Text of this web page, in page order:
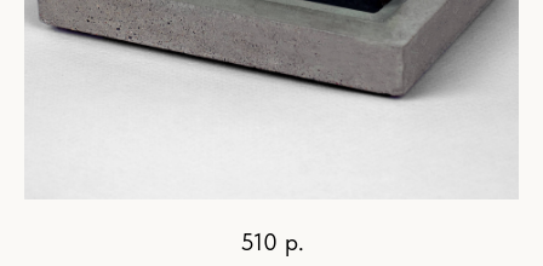
510 р.